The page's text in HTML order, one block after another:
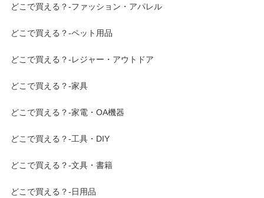
どこで買える？-ファッション・アパレル
どこで買える？-ペット用品
どこで買える？-レジャー・アウトドア
どこで買える？-家具
どこで買える？-家電・OA機器
どこで買える？-工具・DIY
どこで買える？-文具・書籍
どこで買える？-日用品